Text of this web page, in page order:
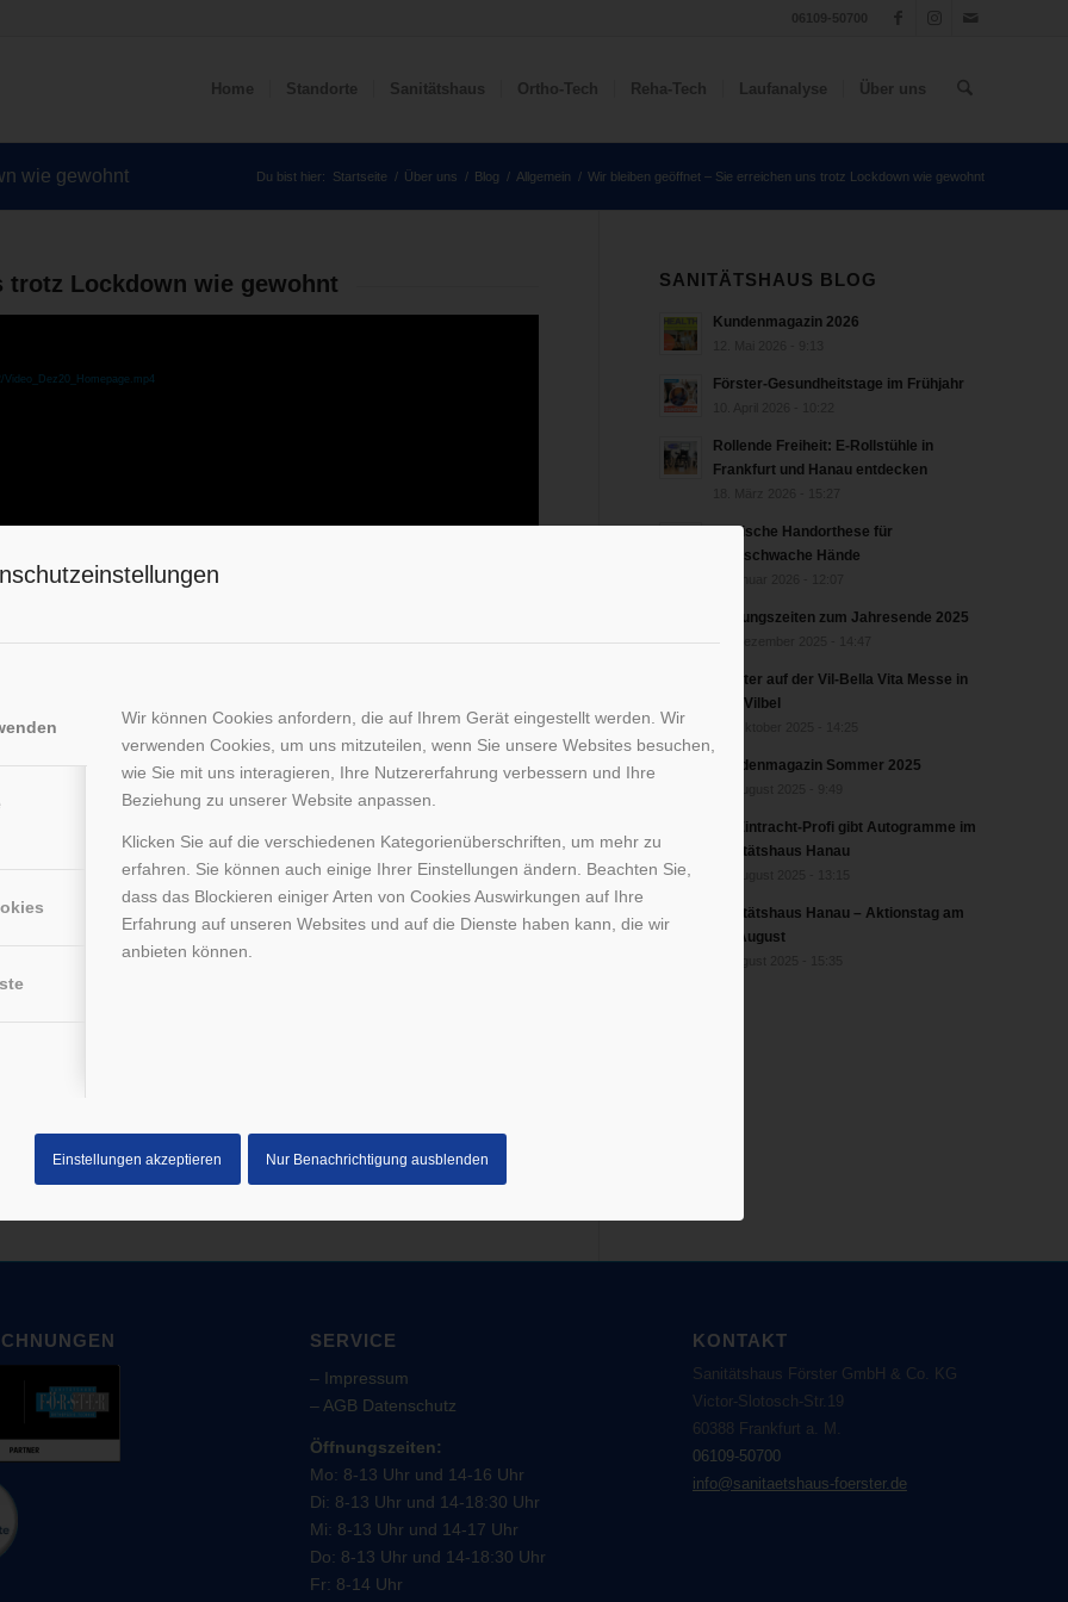
Wir können Cookies anfordern, die auf Ihrem Gerät eingestellt werden. Wir
verwenden Cookies, um uns mitzuteilen, wenn Sie unsere Websites besuchen,
wie Sie mit uns interagieren, Ihre Nutzererfahrung verbessern und Ihre
Beziehung zu unserer Website anpassen.
Klicken Sie auf die verschiedenen Kategorienüberschriften, um mehr zu
erfahren. Sie können auch einige Ihrer Einstellungen ändern. Beachten Sie,
dass das Blockieren einiger Arten von Cookies Auswirkungen auf Ihre
Erfahrung auf unseren Websites und auf die Dienste haben kann, die wir
anbieten können.
Einstellungen akzeptieren Nur Benachrichtigung ausblenden
Home Standorte Sanitätshaus Ortho-Tech Reha-Tech Laufanalyse Über uns
wie gewohnt Du bist hier: Startseite / Über uns / Blog / Allgemein / Wir bleiben geöffnet – Sie erreichen uns trotz Lockdown wie gewohnt
trotz Lockdown wie gewohnt
aktuellen Beschränkungen, weiter für Sie geöffnet sind.
Seite.
Filialen in Bergen-Enkheim, Sachsenhausen und Neu-Isenburg.
aufzusuchen, so melden Sie sich gerne telefonisch unter 06109-
SANITÄTSHAUS BLOG
Kundenmagazin 2026
Förster-Gesundheitstage im Frühjahr
Rollende Freiheit: E-Rollstühle in
Frankfurt und Hanau entdecken
bionische Handorthese für
greifschwache Hände
Öffnungszeiten zum Jahresende 2025
17. Dezember 2025 - 14:47
Förster auf der Vil-Bella Vita Messe in
Bad Vilbel
Kundenmagazin Sommer 2025
Ex-Eintracht-Profi gibt Autogramme im
Sanitätshaus Hanau
Sanitätshaus Hanau – Aktionstag am
20. August
SERVICE
– Impressum
– AGB Datenschutz
Öffnungszeiten:
Mo: 8-13 Uhr und 14-16 Uhr
Di: 8-13 Uhr und 14-18:30 Uhr
Mi: 8-13 Uhr und 14-17 Uhr
Do: 8-13 Uhr und 14-18:30 Uhr
Fr: 8-14 Uhr
KONTAKT
Sanitätshaus Förster GmbH & Co. KG
Victor-Slotosch-Str.19
60388 Frankfurt a. M.
06109-50700
info@sanitaetshaus-foerster.de